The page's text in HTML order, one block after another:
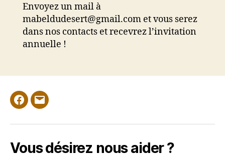
Envoyez un mail à
mabeldudesert@gmail.com et vous serez
dans nos contacts et recevrez l’invitation
annuelle !
Facebook
E-
Vous désirez nous aider ?